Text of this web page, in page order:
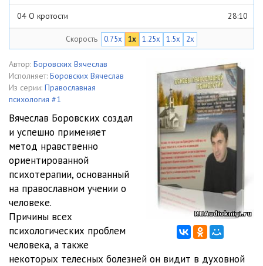
04 О кротости 28:10
05 Депрессия
06 О тщеславии 18:32
07 Болезни нашего общества 30:37
27:35
09 Неврозы ч1 36:13
10 Неврозы ч2
11 Неврозы ч3
12 Неврозы ч4 25:31
13 Есть ли ВИЧ
14 О прививках
Скорость 0.75x 1x 1.25x 1.5x 2x
Автор: Боровских Вячеслав
Исполняет: Боровских Вячеслав
Из серии: Православная
психология #1
Вячеслав Боровских создал
и успешно применяет
метод нравственно
ориентированной
психотерапии, основанный
на православном учении о
человеке.
Причины всех
психологических проблем
человека, а также
некоторых телесных болезней он видит в духовной